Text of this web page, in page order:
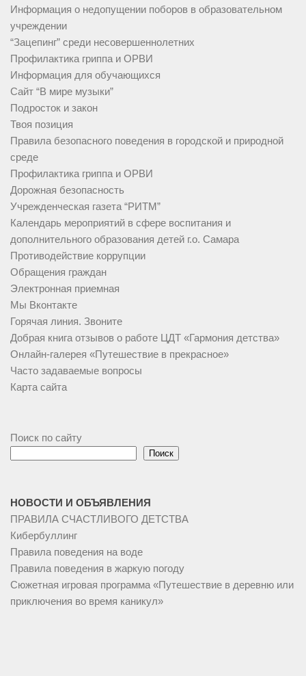
Информация о недопущении поборов в образовательном
учреждении
“Зацепинг” среди несовершеннолетних
Профилактика гриппа и ОРВИ
Информация для обучающихся
Сайт “В мире музыки”
Подросток и закон
Твоя позиция
Правила безопасного поведения в городской и природной
среде
Профилактика гриппа и ОРВИ
Дорожная безопасность
Учрежденческая газета “РИТМ”
Календарь мероприятий в сфере воспитания и
дополнительного образования детей г.о. Самара
Противодействие коррупции
Обращения граждан
Электронная приемная
Мы Вконтакте
Горячая линия. Звоните
Добрая книга отзывов о работе ЦДТ «Гармония детства»
Онлайн-галерея «Путешествие в прекрасное»
Часто задаваемые вопросы
Карта сайта
Поиск по сайту
Поиск
НОВОСТИ И ОБЪЯВЛЕНИЯ
ПРАВИЛА СЧАСТЛИВОГО ДЕТСТВА
Кибербуллинг
Правила поведения на воде
Правила поведения в жаркую погоду
Сюжетная игровая программа «Путешествие в деревню или
приключения во время каникул»